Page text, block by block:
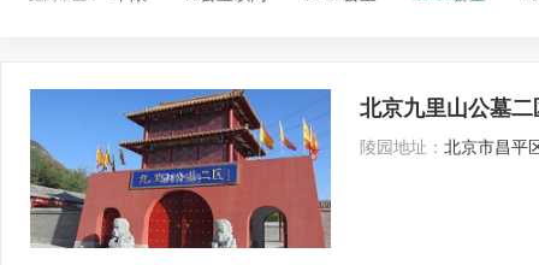
北京九里山公墓二
陵园地址： 北京市昌平